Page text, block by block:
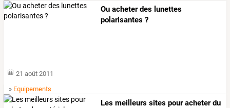
Ou acheter des lunettes
polarisantes ?
21 août 2011
» Equipements
Les meilleurs sites pour acheter du